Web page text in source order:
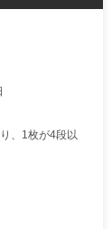
、1枚が4段以